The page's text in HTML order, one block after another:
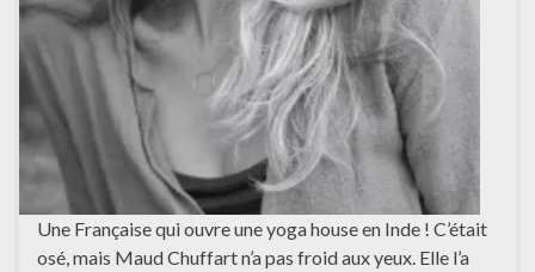
Une Française qui ouvre une yoga house en Inde ! C’était
osé, mais Maud Chuffart n’a pas froid aux yeux. Elle l’a